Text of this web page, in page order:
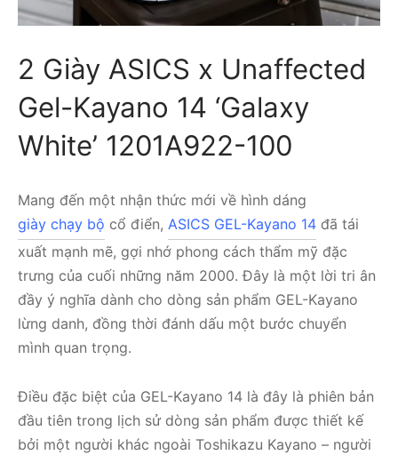
2 Giày ASICS x Unaffected
Gel-Kayano 14 ‘Galaxy
White’ 1201A922-100
Mang đến một nhận thức mới về hình dáng
giày chạy bộ cổ điển, ASICS GEL-Kayano 14 đã tái
xuất mạnh mẽ, gợi nhớ phong cách thẩm mỹ đặc
trưng của cuối những năm 2000. Đây là một lời tri ân
đầy ý nghĩa dành cho dòng sản phẩm GEL-Kayano
lừng danh, đồng thời đánh dấu một bước chuyển
mình quan trọng.
Điều đặc biệt của GEL-Kayano 14 là đây là phiên bản
đầu tiên trong lịch sử dòng sản phẩm được thiết kế
bởi một người khác ngoài Toshikazu Kayano – người